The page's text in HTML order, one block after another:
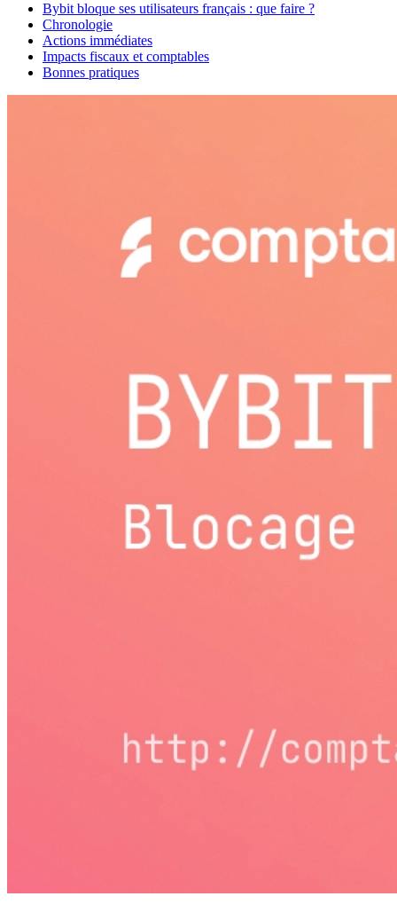
Bybit bloque ses utilisateurs français : que faire ?
Chronologie
Actions immédiates
Impacts fiscaux et comptables
Bonnes pratiques